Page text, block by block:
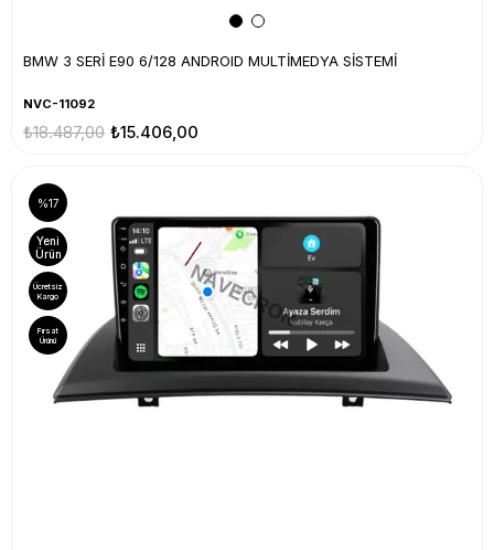
BMW 3 SERİ E90 6/128 ANDROID MULTİMEDYA SİSTEMİ
NVC-11092
₺15.406,00
₺18.487,00
%17
Yeni
Ürün
Ücretsiz
Kargo
Fırsat
Ürünü